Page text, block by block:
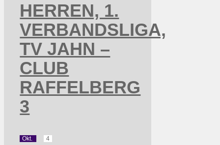
HERREN, 1.
VERBANDSLIGA,
TV JAHN –
CLUB
RAFFELBERG
3
Okt.
4